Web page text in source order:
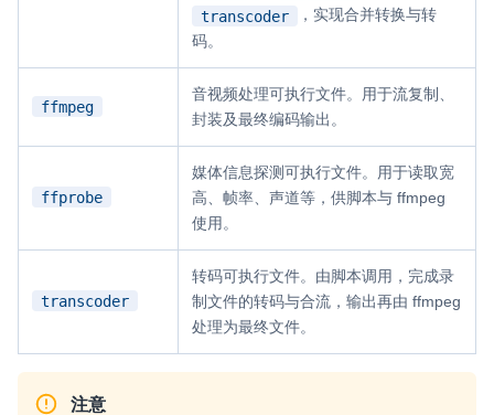
拓展 SDK 能力，打造更具个性化的音视频互动效果
媒体服务
使用录制、推流、拉流等服务丰富互动体验
本地服务端录制
旁路推流
输入在线媒体流
云端转码 RTMP 网关
与 RTC 客户端 SDK 互通，实现收发流
快速高效的文档转换解决方案
水晶球
transcoder
，实现合并转换与转
码。
ffmpeg
音视频处理可执行文件。用于流复制、
封装及最终编码输出。
ffprobe
媒体信息探测可执行文件。用于读取宽
高、帧率、声道等，供脚本与 ffmpeg
使用。
transcoder
转码可执行文件。由脚本调用，完成录
制文件的转码与合流，输出再由 ffmpeg
处理为最终文件。
注意